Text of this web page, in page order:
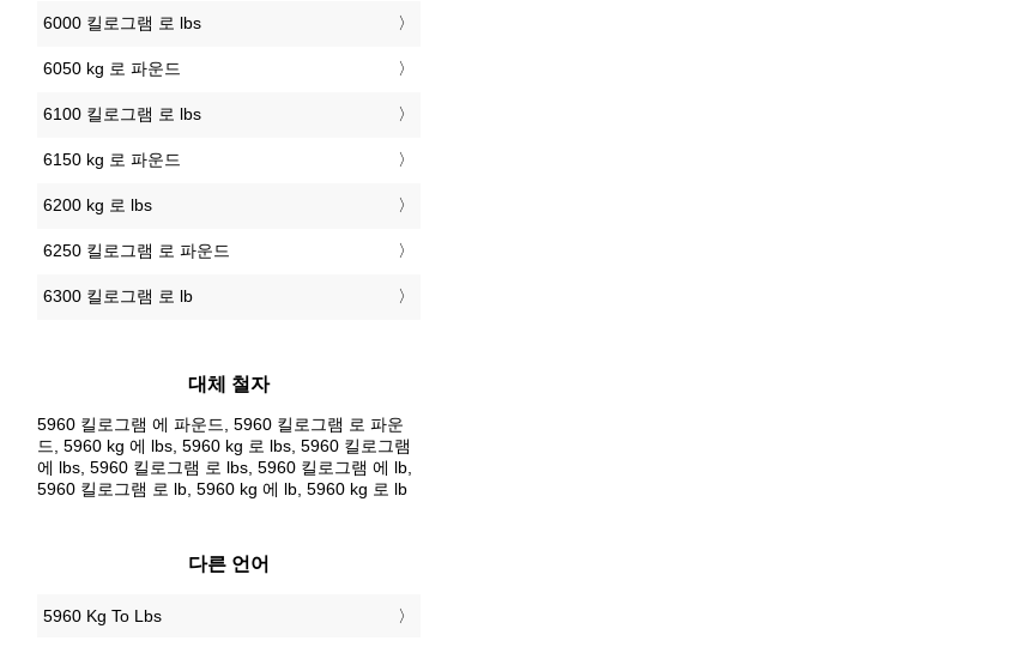
6000 킬로그램 로 lbs
6050 kg 로 파운드
6100 킬로그램 로 lbs
6150 kg 로 파운드
6200 kg 로 lbs
6250 킬로그램 로 파운드
6300 킬로그램 로 lb
대체 철자
5960 킬로그램 에 파운드, 5960 킬로그램 로 파운
드, 5960 kg 에 lbs, 5960 kg 로 lbs, 5960 킬로그램
에 lbs, 5960 킬로그램 로 lbs, 5960 킬로그램 에 lb,
5960 킬로그램 로 lb, 5960 kg 에 lb, 5960 kg 로 lb
다른 언어
‎5960 Kg To Lbs